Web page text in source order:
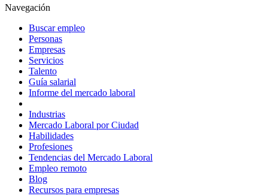
Navegación
Buscar empleo
Personas
Empresas
Servicios
Talento
Guía salarial
Informe del mercado laboral
Industrias
Mercado Laboral por Ciudad
Habilidades
Profesiones
Tendencias del Mercado Laboral
Empleo remoto
Blog
Recursos para empresas